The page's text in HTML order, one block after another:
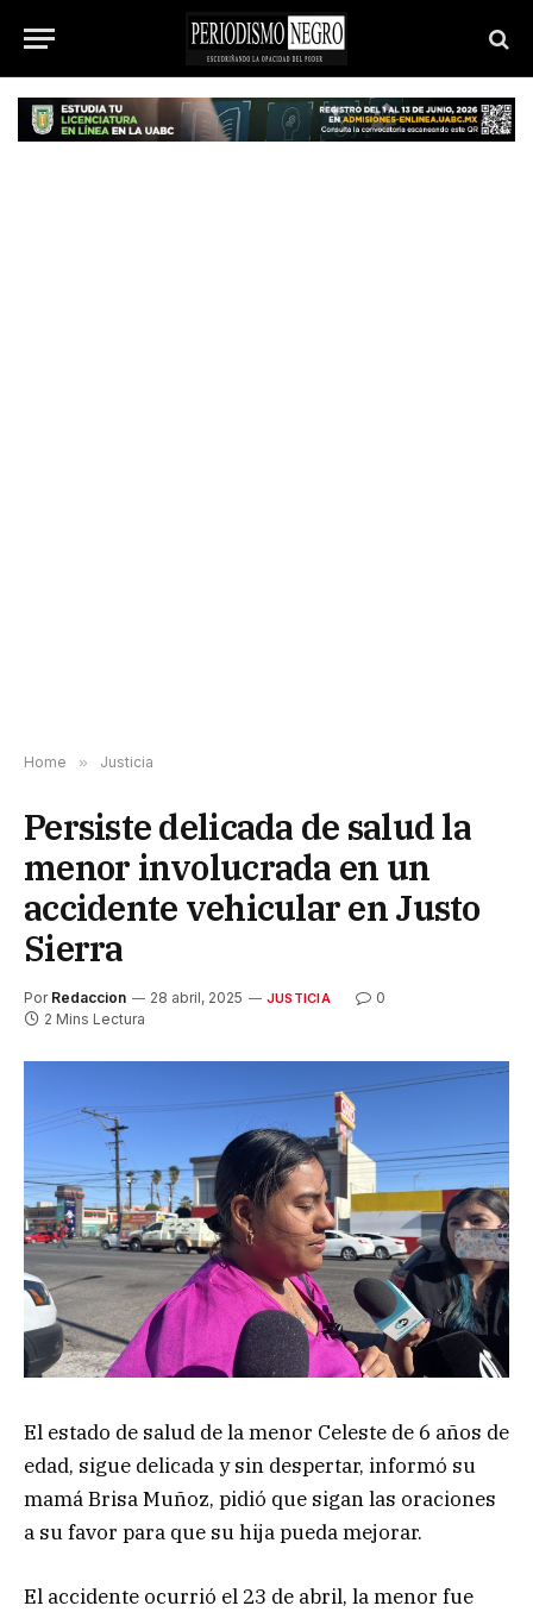
Home » Justicia
Persiste delicada de salud la
menor involucrada en un
accidente vehicular en Justo
Sierra
Por Redaccion 28 abril, 2025 JUSTICIA
0
2 Mins Lectura
El estado de salud de la menor Celeste de 6 años de
edad, sigue delicada y sin despertar, informó su
mamá Brisa Muñoz, pidió que sigan las oraciones
a su favor para que su hija pueda mejorar.
El accidente ocurrió el 23 de abril, la menor fue